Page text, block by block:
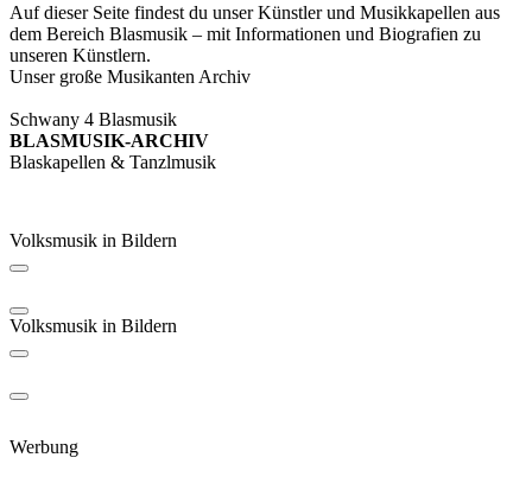
Auf dieser Seite findest du unser Künstler und Musikkapellen aus
dem Bereich Blasmusik – mit Informationen und Biografien zu
unseren Künstlern.
Unser große Musikanten Archiv
Schwany 4 Blasmusik
BLASMUSIK-ARCHIV
Blaskapellen & Tanzlmusik
Volksmusik in Bildern
Volksmusik in Bildern
Werbung